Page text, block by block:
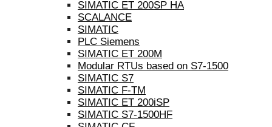
SIMATIC ET 200SP HA
SCALANCE
SIMATIC
PLC Siemens
SIMATIC ET 200M
Modular RTUs based on S7-1500
SIMATIC S7
SIMATIC F-TM
SIMATIC ET 200iSP
SIMATIC S7-1500HF